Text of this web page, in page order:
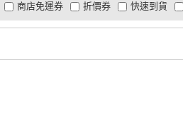
折價券
有影片
商品有量
快速到貨
配
大家電快配
商店免運券